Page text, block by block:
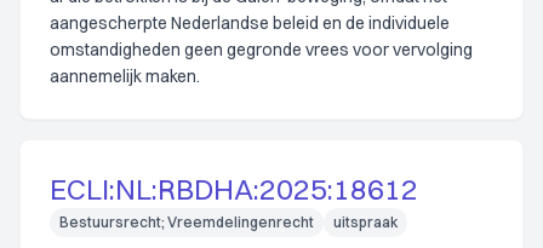
aangescherpte Nederlandse beleid en de individuele
omstandigheden geen gegronde vrees voor vervolging
aannemelijk maken.
ECLI:NL:RBDHA:2025:18612
Bestuursrecht; Vreemdelingenrecht uitspraak